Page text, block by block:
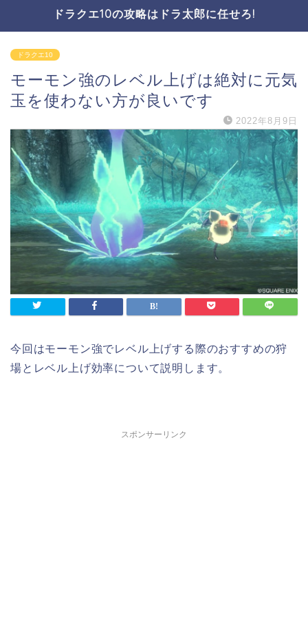
ドラクエ10の攻略はドラ太郎に任せろ!
ドラクエ10
モーモン強のレベル上げは絶対に元気
玉を使わない方が良いです
2022年8月9日
今回はモーモン強でレベル上げする際のおすすめの狩
場とレベル上げ効率について説明します。
スポンサーリンク